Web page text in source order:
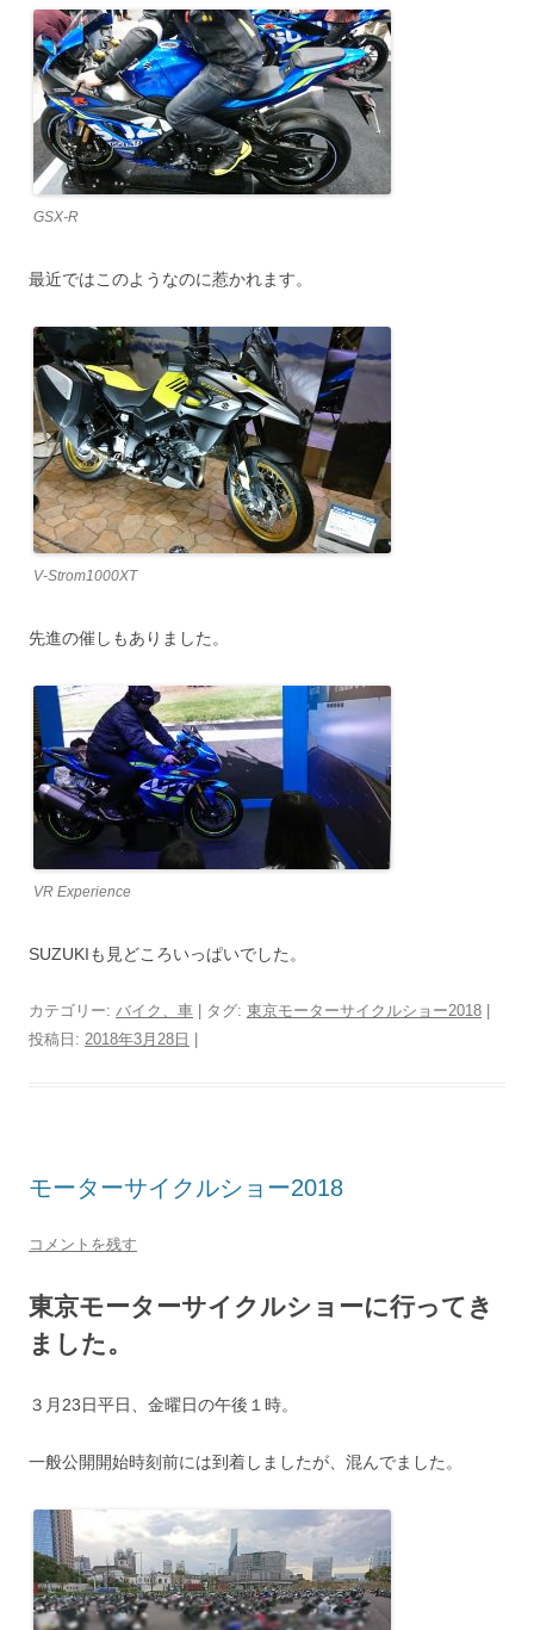
GSX-R
最近ではこのようなのに惹かれます。
V-Strom1000XT
先進の催しもありました。
VR Experience
SUZUKIも見どころいっぱいでした。
カテゴリー: バイク、車 | タグ: 東京モーターサイクルショー2018
投稿日: 2018年3月28日
モーターサイクルショー2018
コメントを残す
東京モーターサイクルショーに行ってき
ました。
３月23日平日、金曜日の午後１時。
一般公開開始時刻前には到着しましたが、混んでました。